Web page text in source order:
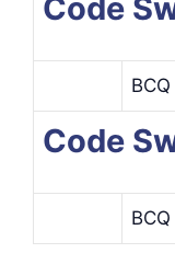
Code
Code